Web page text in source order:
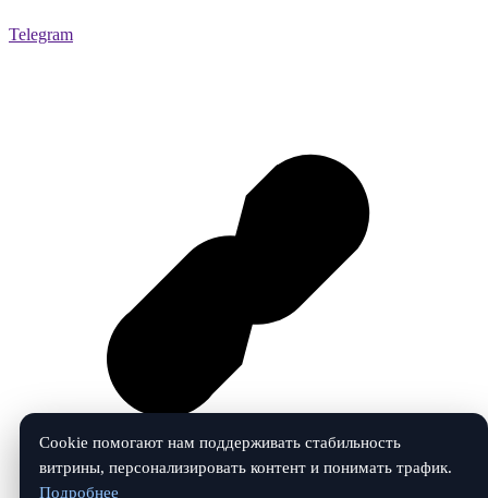
Telegram
Cookie помогают нам поддерживать стабильность
витрины, персонализировать контент и понимать трафик.
Подробнее